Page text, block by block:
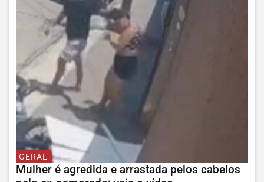
GERAL
Mulher é agredida e arrastada pelos cabelos